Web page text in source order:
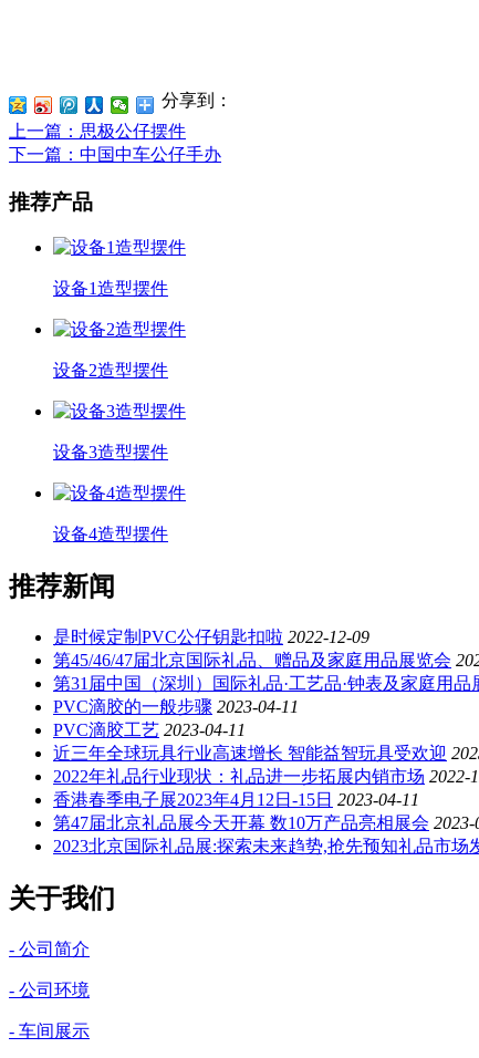
分享到：
上一篇 ：思极公仔摆件
下一篇 ：中国中车公仔手办
推荐产品
设备1造型摆件
设备2造型摆件
设备3造型摆件
设备4造型摆件
推荐新闻
是时候定制PVC公仔钥匙扣啦 2022-12-09
第45/46/47届北京国际礼品、赠品及家庭用品展览会
第31届中国（深圳）国际礼品·工艺品·钟表及家庭用品
PVC滴胶的一般步骤 2023-04-11
PVC滴胶工艺 2023-04-11
近三年全球玩具行业高速增长 智能益智玩具受欢迎
2022年礼品行业现状：礼品进一步拓展内销市场 2022-
香港春季电子展2023年4月12日-15日 2023-04-11
第47届北京礼品展今天开幕 数10万产品亮相展会 2023-
2023北京国际礼品展:探索未来趋势,抢先预知礼品市场
关于我们
- 公司简介
- 公司环境
- 车间展示